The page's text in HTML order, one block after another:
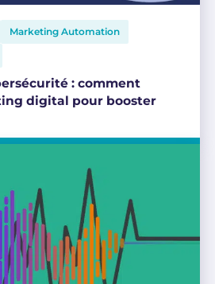
Marketing Automation
: comment
digital pour booster